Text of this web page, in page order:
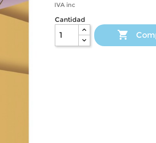
IVA inc
Cantidad
